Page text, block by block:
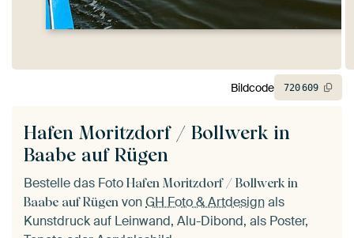
Hafen Moritzdorf / Bollwerk in
Baabe auf Rügen
Bestelle das Foto Hafen Moritzdorf / Bollwerk in
Baabe auf Rügen vonGH Foto & Artdesignals
Kunstdruck auf Leinwand, Alu-Dibond, als Poster,
Bildcode 720609